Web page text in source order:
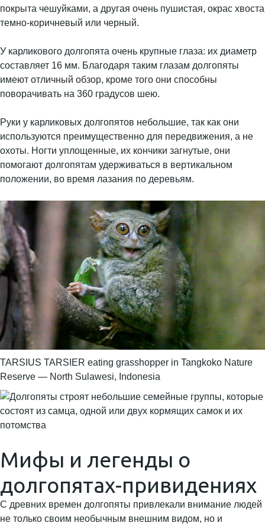
покрыта чешуйками, а другая очень пушистая, окрас хвоста
темно-коричневый или черный.
У карликового долгопята очень крупные глаза: их диаметр
составляет 16 мм. Благодаря таким глазам долгопяты
имеют отличный обзор, кроме того они способны
поворачивать на 360 градусов шею.
Руки у карликовых долгопятов небольшие, так как они
используются преимущественно для передвижения, а не
охоты. Ногти уплощенные, их кончики загнутые, они
помогают долгопятам удерживаться в вертикальном
положении, во время лазания по деревьям.
TARSIUS TARSIER eating grasshopper in Tangkoko Nature
Reserve — North Sulawesi, Indonesia
Мифы и легенды о
долгопятах-привидениях
С древних времен долгопяты привлекали внимание людей
не только своим необычным внешним видом, но и